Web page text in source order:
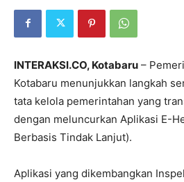
INTERAKSI.CO, Kotabaru –
Kotabaru menunjukkan langkah
tata kelola pemerintahan yang
dengan meluncurkan Aplikasi E-
Berbasis Tindak Lanjut).
Aplikasi yang dikembangkan